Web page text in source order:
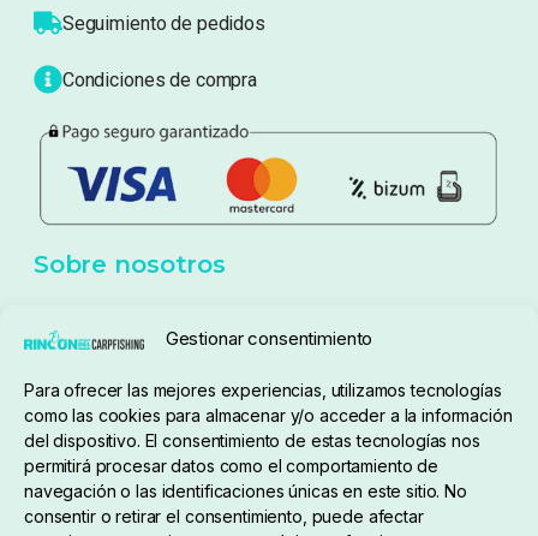
Gestionar consentimiento
Para ofrecer las mejores experiencias, utilizamos tecnologías
como las cookies para almacenar y/o acceder a la información
del dispositivo. El consentimiento de estas tecnologías nos
permitirá procesar datos como el comportamiento de
navegación o las identificaciones únicas en este sitio. No
consentir o retirar el consentimiento, puede afectar
Seguimiento de pedidos
Condiciones de compra
Sobre nosotros
pedidos@elrincondelcarpfishing.com
910 824 923
Lunes a Viernes de 10:00 a 14:00 horas y 17:00 a